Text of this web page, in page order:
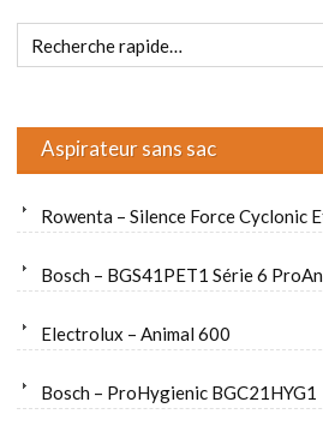
Aspirateur sans sac
Rowenta – Silence Force Cyclonic
Bosch – BGS41PET1 Série 6
Electrolux – Animal 600
Bosch – ProHygienic BGC21HYG1